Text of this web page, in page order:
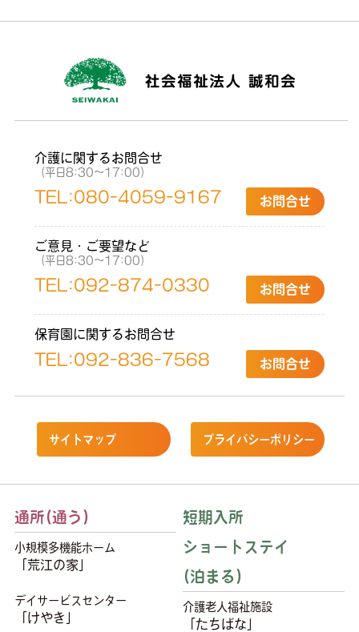
介護に関するお問合せ
（平日8:30〜17:00）
TEL:080-4059-9167 お問合せ
ご意見・ご要望など
（平日8:30〜17:00）
TEL:092-874-0330 お問合せ
保育園に関するお問合せ
TEL:092-836-7568 お問合せ
サイトマップ プライバシーポリシー
通所(通う)
小規模多機能ホーム
「荒江の家」
デイサービスセンター
「けやき」
短期入所
ショートステイ
(泊まる)
介護老人福祉施設
「たちばな」